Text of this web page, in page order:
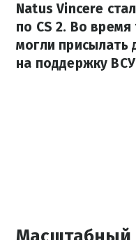
Natus Vincere
по CS 2. Во время
могли присылать
на поддержку